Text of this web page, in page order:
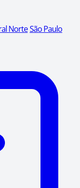
NorteSão Paulo